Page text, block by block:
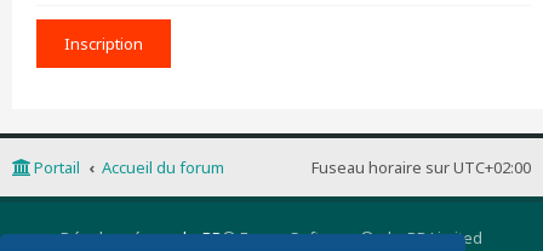
Inscription
Fuseau horaire surUTC+02:00
Portail Accueil du forum
Développé parphpBB® Forum Software © phpBB Limited